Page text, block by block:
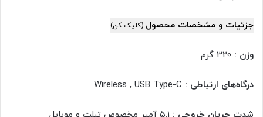
جزئیات و مشخصات محصول (کلیک کن)
وزن :
درگاه‌های ارتباطی :